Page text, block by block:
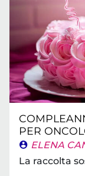
PER
ELENA
La raccolta